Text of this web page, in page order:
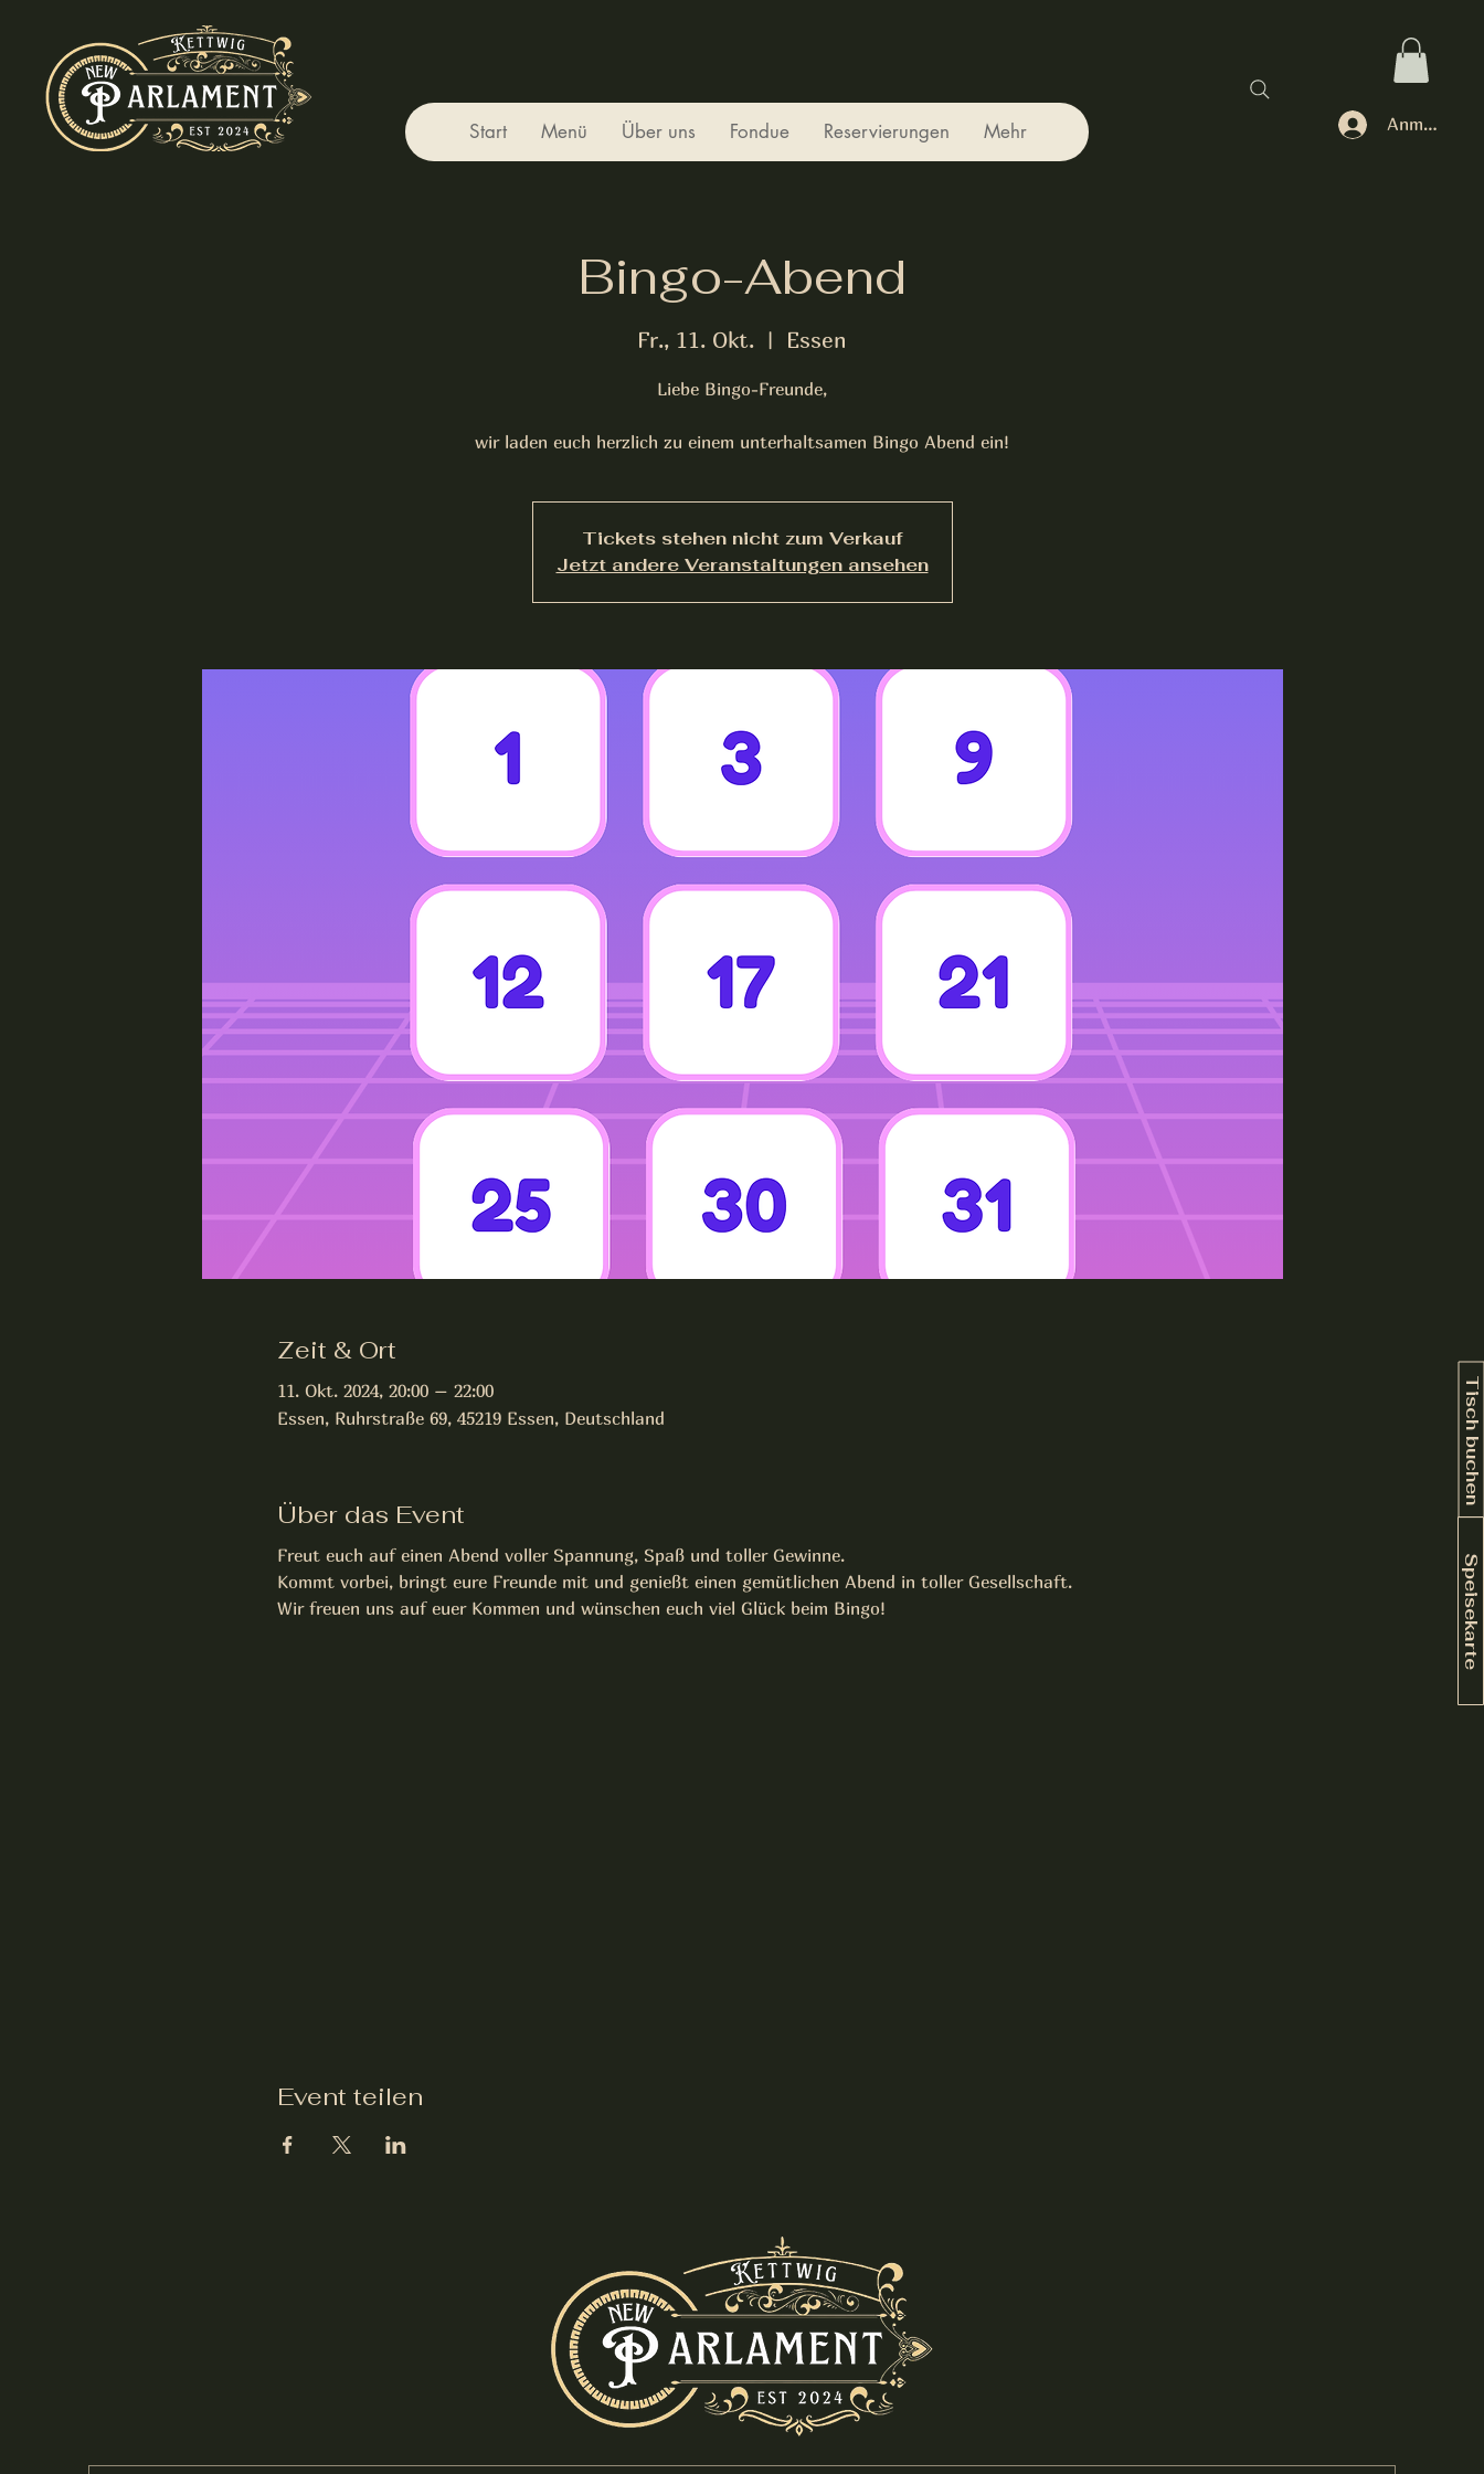
Start Menü Über uns Fondue Reservierungen Mehr Anmelden
Tisch buchen
Speisekarte
Bingo-Abend
Fr., 11. Okt.
  |
Essen
Liebe Bingo-Freunde,
wir laden euch herzlich zu einem unterhaltsamen Bingo Abend ein!
Tickets stehen nicht zum Verkauf
Jetzt andere Veranstaltungen ansehen
Zeit & Ort
11. Okt. 2024, 20:00 – 22:00
Essen, Ruhrstraße 69, 45219 Essen, Deutschland
Über das Event
Freut euch auf einen Abend voller Spannung, Spaß und toller Gewinne.
Kommt vorbei, bringt eure Freunde mit und genießt einen gemütlichen Abend in toller Gesellschaft.
Wir freuen uns auf euer Kommen und wünschen euch viel Glück beim Bingo!
Event teilen